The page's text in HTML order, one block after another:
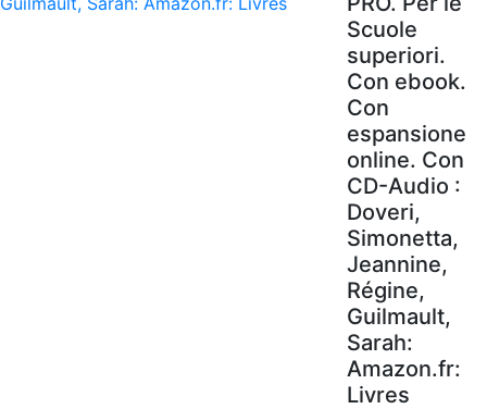
Scuole
superiori.
Con ebook.
Con
espansione
online. Con
CD-Audio :
Doveri,
Simonetta,
Jeannine,
Régine,
Guilmault,
Sarah:
Amazon.fr:
Livres